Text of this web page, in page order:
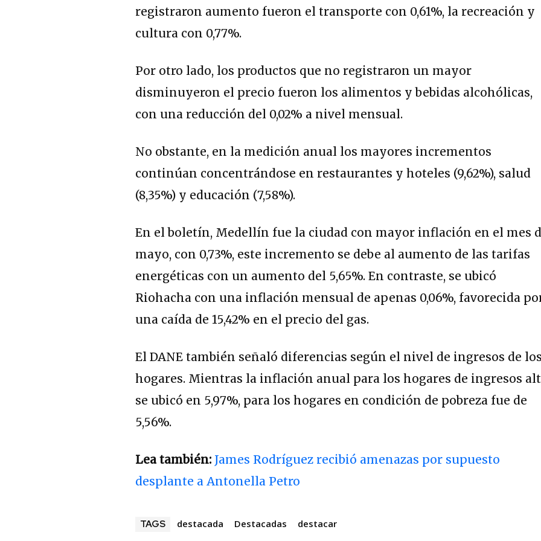
registraron aumento fueron el transporte con 0,61%, la recreación y
cultura con 0,77%.
Por otro lado, los productos que no registraron un mayor
disminuyeron el precio fueron los alimentos y bebidas alcohólicas,
con una reducción del 0,02% a nivel mensual.
No obstante, en la medición anual los mayores incrementos
continúan concentrándose en restaurantes y hoteles (9,62%), salud
(8,35%) y educación (7,58%).
En el boletín, Medellín fue la ciudad con mayor inflación en el mes
mayo, con 0,73%, este incremento se debe al aumento de las tarifas
energéticas con un aumento del 5,65%. En contraste, se ubicó
Riohacha con una inflación mensual de apenas 0,06%, favorecida
una caída de 15,42% en el precio del gas.
El DANE también señaló diferencias según el nivel de ingresos de
hogares. Mientras la inflación anual para los hogares de ingresos
se ubicó en 5,97%, para los hogares en condición de pobreza fue de
5,56%.
Lea también: James Rodríguez recibió amenazas por supuesto
desplante a Antonella Petro
TAGS destacada Destacadas destacar